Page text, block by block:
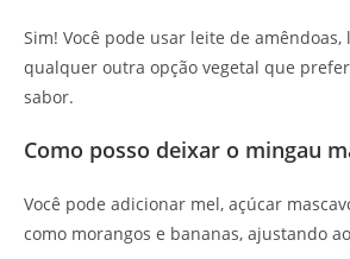
Sim! Você pode usar leite de amêndoas,
qualquer outra opção vegetal que
sabor.
Como posso deixar o mingau
Você pode adicionar mel, açúcar
como morangos e bananas, ajustando